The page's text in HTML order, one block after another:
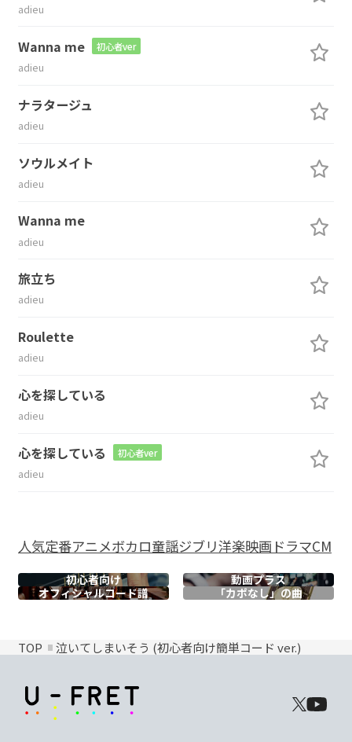
adieu
Wanna me 初心者ver
adieu
ナラタージュ
adieu
ソウルメイト
adieu
Wanna me
adieu
旅立ち
adieu
Roulette
adieu
心を探している
adieu
心を探している 初心者ver
adieu
人気定番アニメボカロ童謡ジブリ洋楽映画ドラマCM
初心者向け
動画プラス
オフィシャルコード譜 「カポなし」の曲
TOP 泣いてしまいそう (初心者向け簡単コード ver.)